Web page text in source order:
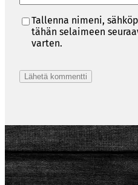
Tallenna nimeni,
tähän selaimeen
varten.